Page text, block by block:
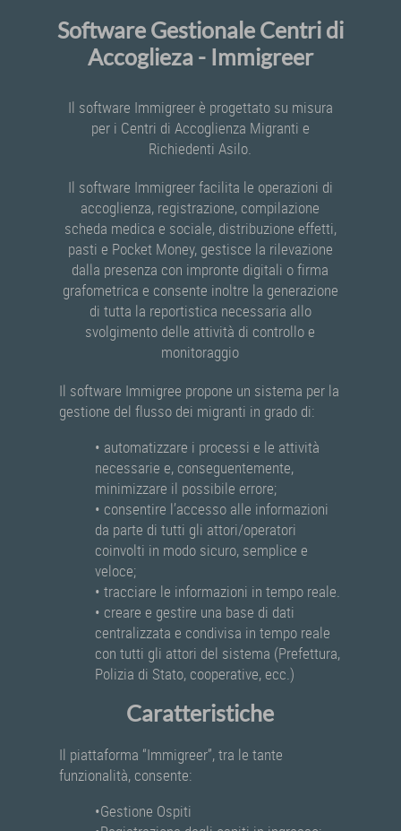
Software Gestionale Centri di
Accoglieza - Immigreer
Il software Immigreer è progettato su misura
per i Centri di Accoglienza Migranti e
Richiedenti Asilo.
Il software Immigreer facilita le operazioni di
accoglienza, registrazione, compilazione
scheda medica e sociale, distribuzione effetti,
pasti e Pocket Money, gestisce la rilevazione
dalla presenza con impronte digitali o firma
grafometrica e consente inoltre la generazione
di tutta la reportistica necessaria allo
svolgimento delle attività di controllo e
monitoraggio
Il software Immigree propone un sistema per la
gestione del flusso dei migranti in grado di:
• automatizzare i processi e le attività
necessarie e, conseguentemente,
minimizzare il possibile errore;
• consentire l’accesso alle informazioni
da parte di tutti gli attori/operatori
coinvolti in modo sicuro, semplice e
veloce;
• tracciare le informazioni in tempo reale.
• creare e gestire una base di dati
centralizzata e condivisa in tempo reale
con tutti gli attori del sistema (Prefettura,
Polizia di Stato, cooperative, ecc.)
Caratteristiche
Il piattaforma “Immigreer”, tra le tante
funzionalità, consente:
•Gestione Ospiti